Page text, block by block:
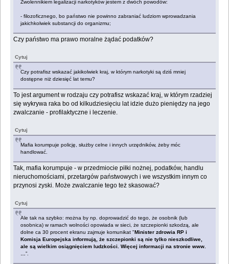
Zwolennikiem legalizacji narkotyków jestem z dwóch powodów:
- filozoficznego, bo państwo nie powinno zabraniać ludziom wprowadzania
jakichkolwiek substancji do organizmu;
Czy państwo ma prawo moralne żądać podatków?
Cytuj
Czy potrafisz wskazać jakikolwiek kraj, w którym narkotyki są dziś mniej
dostępne niż dziesięć lat temu?
To jest argument w rodzaju czy potrafisz wskazać kraj, w którym rzadziej
się wykrywa raka bo od kilkudziesięciu lat idzie dużo pieniędzy na jego
zwalczanie - profilaktyczne i leczenie.
Cytuj
Mafia korumpuje policję, służby celne i innych urzędników, żeby móc
handlować.
Tak, mafia korumpuje - w przedmiocie piłki nożnej, podatków, handlu
nieruchomościami, przetargów państwowych i we wszystkim innym co
przynosi zyski. Może zwalczanie tego też skasować?
Cytuj
Ale tak na szybko: można by np. doprowadzić do tego, że osobnik (lub
osobnica) w ramach wolności opowiada w sieci, że szczepionki szkodzą, ale
dolne ca 30 procent ekranu zajmuje komunikat "Minister zdrowia RP i
Komisja Europejska informują, że szczepionki są nie tylko nieszkodliwe,
ale są wielkim osiągnięciem ludzkości. Więcej informacji na stronie www.
…”.